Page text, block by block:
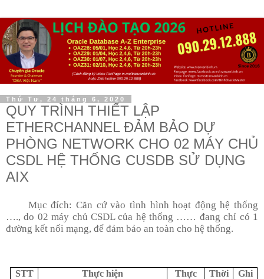
Thứ Tư, 24 tháng 6, 2020
QUY TRÌNH THIẾT LẬP
ETHERCHANNEL ĐẢM BẢO DỰ
PHÒNG NETWORK CHO 02 MÁY CHỦ
CSDL HỆ THỐNG CUSDB SỬ DỤNG
AIX
Mục đích: Căn cứ vào tình hình hoạt độnghệthống
…., do 02 máy chủ CSDL của hệ thống …… đang chỉ có 1
đường kết nối mạng, để đảm bảo an toàn cho hệ thống.
STT Thực hiện
Thực
Thời
Ghi